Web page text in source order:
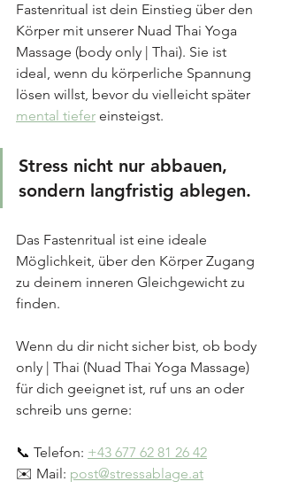
Fastenritual ist dein Einstieg über den
Körper mit unserer Nuad Thai Yoga
Massage (body only | Thai). Sie ist
ideal, wenn du körperliche Spannung
lösen willst, bevor du vielleicht später
mental tiefer einsteigst.
Stress nicht nur abbauen,
sondern langfristig ablegen.
Das Fastenritual ist eine ideale
Möglichkeit, über den Körper Zugang
zu deinem inneren Gleichgewicht zu
finden.
Wenn du dir nicht sicher bist, ob body
only | Thai (Nuad Thai Yoga Massage)
für dich geeignet ist, ruf uns an oder
schreib uns gerne:
📞 Telefon: +43 677 62 81 26 42
✉️ Mail: post@stressablage.at